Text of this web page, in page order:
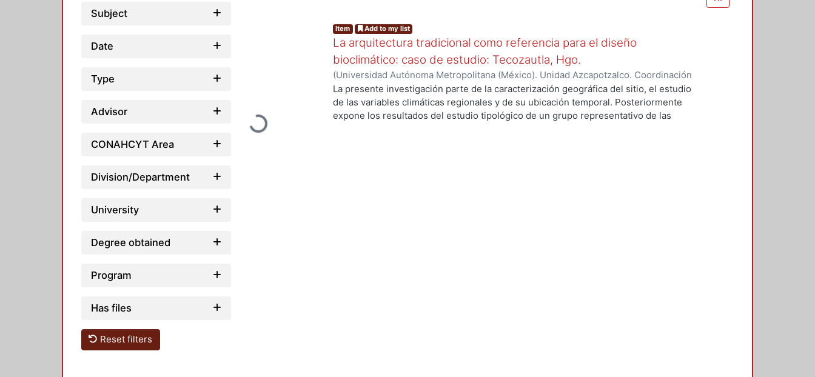
Subject
Date
Type
Advisor
CONAHCYT Area
Division/Department
University
Degree obtained
Program
Has files
Reset filters
Loading...
Item Add to my list
La arquitectura tradicional como referencia para el diseño
bioclimático: caso de estudio: Tecozautla, Hgo.
(Universidad Autónoma Metropolitana (México). Unidad Azcapotzalco. Coordinación
de Servicios de Información.,2003-10)Manríquez Campos, Rosalía
La presente investigación parte de la caracterización geográfica del sitio, el estudio
de las variables climáticas regionales y de su ubicación temporal. Posteriormente
expone los resultados del estudio tipológico de un grupo representativo de las